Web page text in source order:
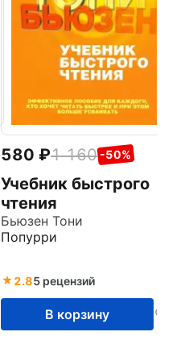
580 1 160 -50%
Учебник быстрого
чтения
Бьюзен Тони
Попурри
2.85 рецензий
В корзину